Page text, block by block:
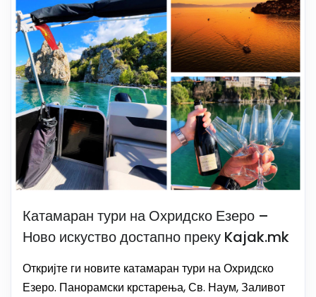
Катамаран тури на Охридско Езеро –
Ново искуство достапно преку Kajak.mk
Откријте ги новите катамаран тури на Охридско
Езеро. Панорамски крстарења, Св. Наум, Заливот